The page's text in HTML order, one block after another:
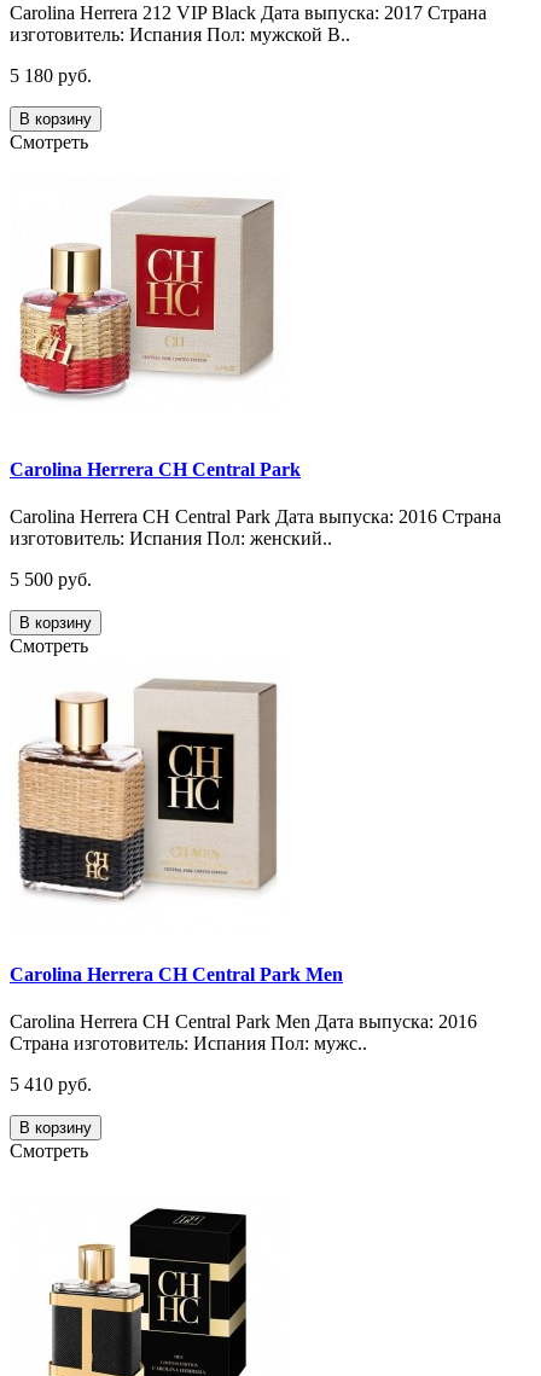
Carolina Herrera 212 VIP Black Дата выпуска: 2017 Страна
изготовитель: Испания Пол: мужской В..
5 180 руб.
В корзину
Смотреть
Carolina Herrera CH Central Park
Carolina Herrera CH Central Park Дата выпуска: 2016 Страна
изготовитель: Испания Пол: женский..
5 500 руб.
В корзину
Смотреть
Carolina Herrera CH Central Park Men
Carolina Herrera CH Central Park Men Дата выпуска: 2016
Страна изготовитель: Испания Пол: мужс..
5 410 руб.
В корзину
Смотреть